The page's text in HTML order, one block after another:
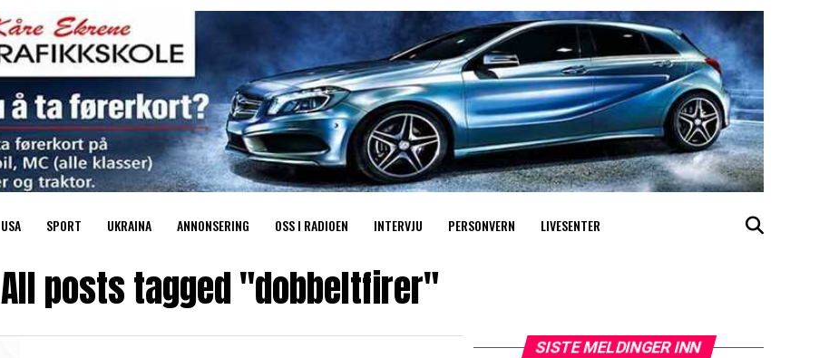
USA SPORT UKRAINA ANNONSERING OSS I RADIOEN INTERVJU PERSONVERN LIVESENTER
All posts tagged "dobbeltfirer"
SISTE MELDINGER INN